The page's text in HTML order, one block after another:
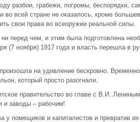
разбои, грабежи, погромы, беспорядки,
во всей стране не оказалось, кроме
свои права во всеоружии реальной силы.
перед чем, и этим была подготовлена
(7 ноября) 1917 года и власть перешла в
на удивление бескровно.
который просто разогнали.
правительство во главе с В.И.
и заводы – рабочим!
у помещиков и капиталистов и превратив